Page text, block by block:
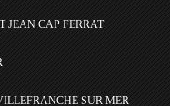
JEAN CAP FERRAT
SUR MER